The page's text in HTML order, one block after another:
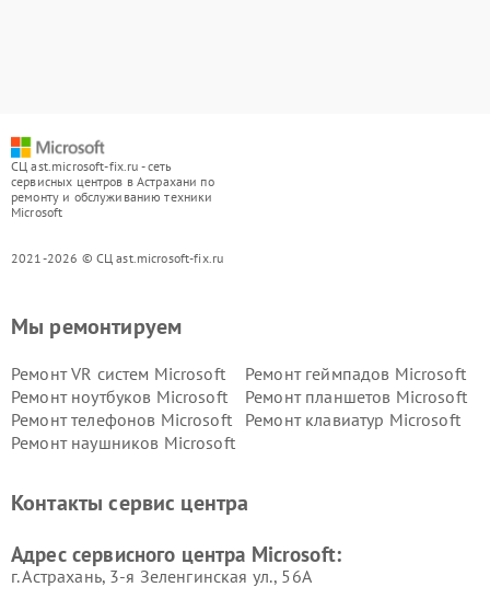
СЦ ast.microsoft-fix.ru - сеть
сервисных центров в Астрахани по
ремонту и обслуживанию техники
Microsoft
2021-2026 © СЦ ast.microsoft-fix.ru
Мы ремонтируем
Ремонт VR систем Microsoft
Ремонт геймпадов Microsoft
Ремонт ноутбуков Microsoft
Ремонт планшетов Microsoft
Ремонт телефонов Microsoft
Ремонт клавиатур Microsoft
Ремонт наушников Microsoft
Контакты сервис центра
Адрес сервисного центра Microsoft:
г. Астрахань, 3-я Зеленгинская ул., 56А